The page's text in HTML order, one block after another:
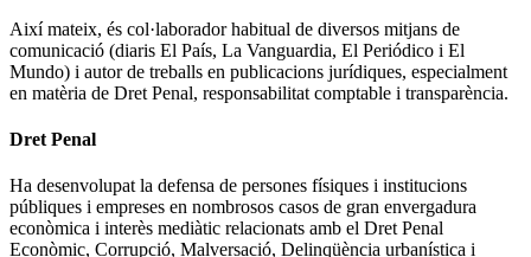
Així mateix, és col·laborador habitual de diversos mitjans de
comunicació (diaris El País, La Vanguardia, El Periódico i El
Mundo) i autor de treballs en publicacions jurídiques, especialment
en matèria de Dret Penal, responsabilitat comptable i transparència.
Dret Penal
Ha desenvolupat la defensa de persones físiques i institucions
públiques i empreses en nombrosos casos de gran envergadura
econòmica i interès mediàtic relacionats amb el Dret Penal
Econòmic, Corrupció, Malversació, Delinqüència urbanística i